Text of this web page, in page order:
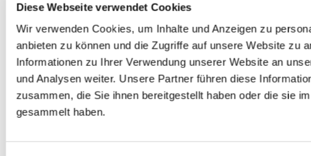
Diese Webseite verwendet Cookies
Wir verwenden Cookies, um Inhalte und Anzeigen zu
anbieten zu können und die Zugriffe auf unsere Website zu
Informationen zu Ihrer Verwendung unserer Website an
und Analysen weiter. Unsere Partner führen diese
zusammen, die Sie ihnen bereitgestellt haben oder die sie
gesammelt haben.
Stabilisator & Zubehör
Produkte verfügbar
Kugeln & Abdeckungen
0Produkte verfügbar
Radlagern & Naben
Produkte verfügbar
Räder und Zubehör
0Produkte verfügbar
0Produkte verfügbar